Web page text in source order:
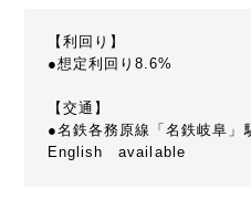
【利回り】
●想定利回り8.6%
【交通】
●名鉄各務原線「名鉄岐阜」
English available